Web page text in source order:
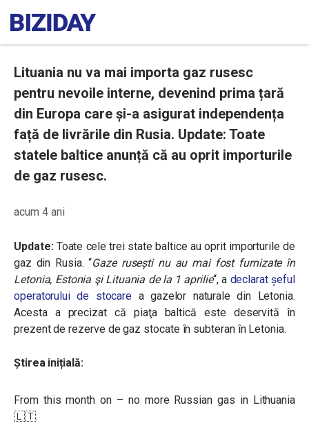
Lituania nu va mai importa gaz rusesc
pentru nevoile interne, devenind prima țară
din Europa care și-a asigurat independența
față de livrările din Rusia. Update: Toate
statele baltice anunță că au oprit importurile
de gaz rusesc.
acum 4 ani
Update: Toate cele trei state baltice au oprit importurile de
gaz din Rusia. “Gaze rusești nu au mai fost furnizate în
Letonia, Estonia şi Lituania de la 1 aprilie“, a declarat șeful
operatorului de stocare a gazelor naturale din Letonia.
Acesta a precizat că piaţa baltică este deservită în
prezent de rezerve de gaz stocate în subteran în Letonia.
Știrea inițială:
From this month on – no more Russian gas in Lithuania
🇱🇹.